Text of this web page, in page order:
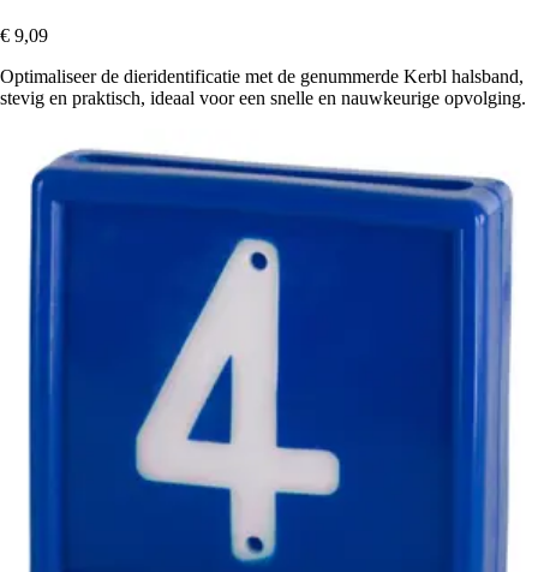
€ 9,09
Optimaliseer de dieridentificatie met de genummerde Kerbl halsband,
stevig en praktisch, ideaal voor een snelle en nauwkeurige opvolging.